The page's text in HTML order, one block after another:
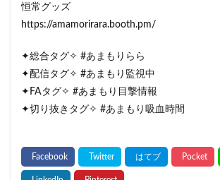
恒常グッズ
https://amamorirara.booth.pm/
✦総合タグ✧ #あまもりらら
✦配信タグ✧ #あまもり監視中
✦FAタグ✧ #あまもり目撃情報
✦切り抜きタグ✧ #あまもり吸血時間